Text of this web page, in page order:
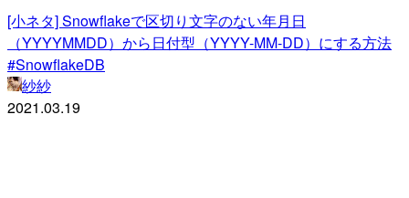
[小ネタ] Snowflakeで区切り文字のない年月日
（YYYYMMDD）から日付型（YYYY-MM-DD）にする方法
#SnowflakeDB
紗紗
2021.03.19